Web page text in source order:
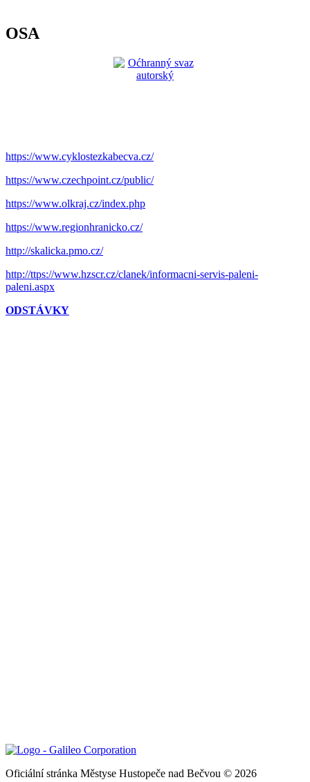
OSA
https://www.cyklostezkabecva.cz/
https://www.czechpoint.cz/public/
https://www.olkraj.cz/index.php
https://www.regionhranicko.cz/
http://skalicka.pmo.cz/
http://ttps://www.hzscr.cz/clanek/informacni-servis-paleni-
paleni.aspx
ODSTÁVKY
Oficiální stránka Městyse Hustopeče nad Bečvou © 2026